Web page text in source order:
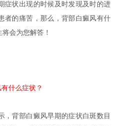
症状出现的时候及时发现及时的进
者的痛苦，那么，背部白癜风有什
将会为您解答！
什么症状？
背部白癜风早期的症状白斑数目